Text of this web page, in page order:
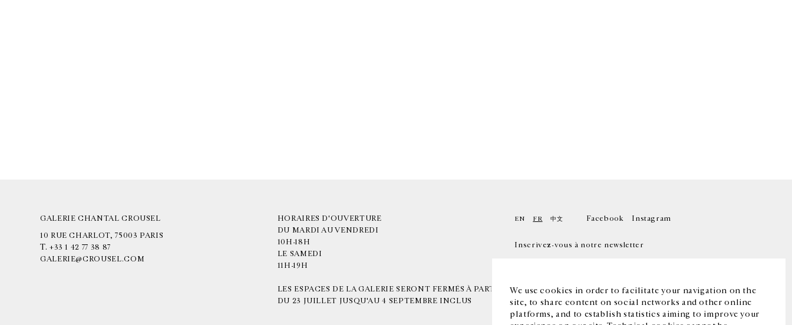
We use cookies in order to facilitate your navigation on the
site, to share content on social networks and other online
platforms, and to establish statistics aiming to improve your
GALERIE CHANTAL CROUSEL
10 RUE CHARLOT, 75003 PARIS
T. +33 1 42 77 38 87
GALERIE@CROUSEL.COM
HORAIRES D'OUVERTURE
DU MARDI AU VENDREDI
10H-18H
LE SAMEDI
11H-19H
LES ESPACES DE LA GALERIE SERONT FERMÉS À PARTIR
DU 23 JUILLET JUSQU'AU 4 SEPTEMBRE INCLUS
EN FR 中文 Facebook Instagram
Inscrivez-vous à notre newsletter